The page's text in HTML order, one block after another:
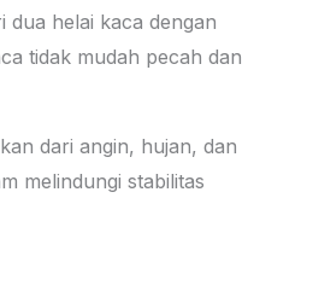
dua helai kaca dengan
tidak mudah pecah dan
dari angin, hujan, dan
melindungi stabilitas